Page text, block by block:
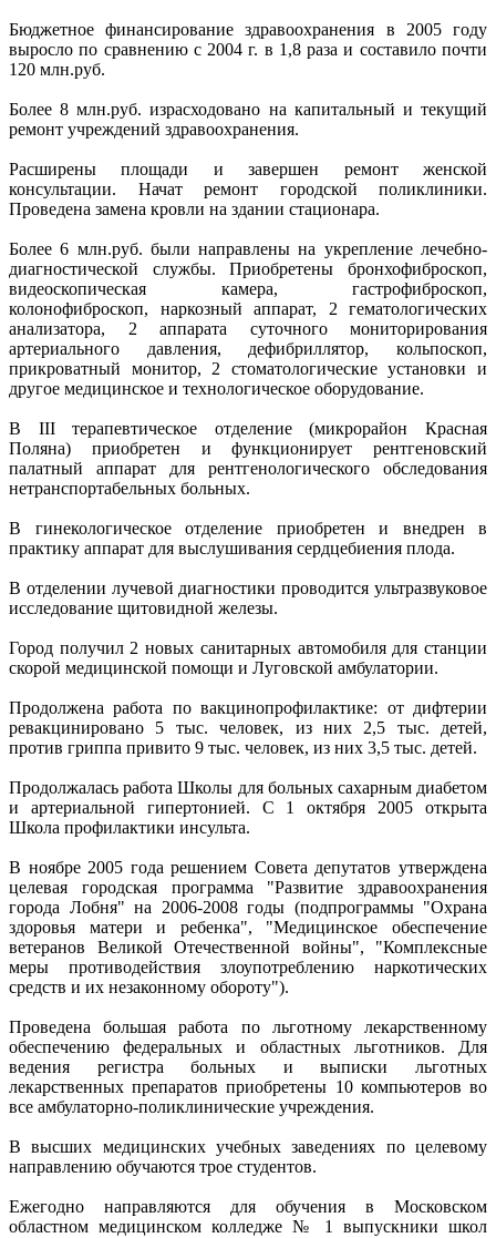
Бюджетное финансирование здравоохранения в 2005 году
выросло по сравнению с 2004 г. в 1,8 раза и составило почти
120 млн.руб.
Более 8 млн.руб. израсходовано на капитальный и текущий
ремонт учреждений здравоохранения.
Расширены площади и завершен ремонт женской
консультации. Начат ремонт городской поликлиники.
Проведена замена кровли на здании стационара.
Более 6 млн.руб. были направлены на укрепление лечебно-
диагностической службы. Приобретены бронхофиброскоп,
видеоскопическая камера, гастрофиброскоп,
колонофиброскоп, наркозный аппарат, 2 гематологических
анализатора, 2 аппарата суточного мониторирования
артериального давления, дефибриллятор, кольпоскоп,
прикроватный монитор, 2 стоматологические установки и
другое медицинское и технологическое оборудование.
В III терапевтическое отделение (микрорайон Красная
Поляна) приобретен и функционирует рентгеновский
палатный аппарат для рентгенологического обследования
нетранспортабельных больных.
В гинекологическое отделение приобретен и внедрен в
практику аппарат для выслушивания сердцебиения плода.
В отделении лучевой диагностики проводится ультразвуковое
исследование щитовидной железы.
Город получил 2 новых санитарных автомобиля для станции
скорой медицинской помощи и Луговской амбулатории.
Продолжена работа по вакцинопрофилактике: от дифтерии
ревакцинировано 5 тыс. человек, из них 2,5 тыс. детей,
против гриппа привито 9 тыс. человек, из них 3,5 тыс. детей.
Продолжалась работа Школы для больных сахарным диабетом
и артериальной гипертонией. С 1 октября 2005 открыта
Школа профилактики инсульта.
В ноябре 2005 года решением Совета депутатов утверждена
целевая городская программа "Развитие здравоохранения
города Лобня" на 2006-2008 годы (подпрограммы "Охрана
здоровья матери и ребенка", "Медицинское обеспечение
ветеранов Великой Отечественной войны", "Комплексные
меры противодействия злоупотреблению наркотических
средств и их незаконному обороту").
Проведена большая работа по льготному лекарственному
обеспечению федеральных и областных льготников. Для
ведения регистра больных и выписки льготных
лекарственных препаратов приобретены 10 компьютеров во
все амбулаторно-поликлинические учреждения.
В высших медицинских учебных заведениях по целевому
направлению обучаются трое студентов.
Ежегодно направляются для обучения в Московском
областном медицинском колледже № 1 выпускники школ